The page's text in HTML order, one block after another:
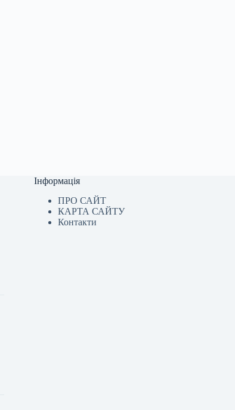
Інформація
ПРО САЙТ
КАРТА САЙТУ
Контакти